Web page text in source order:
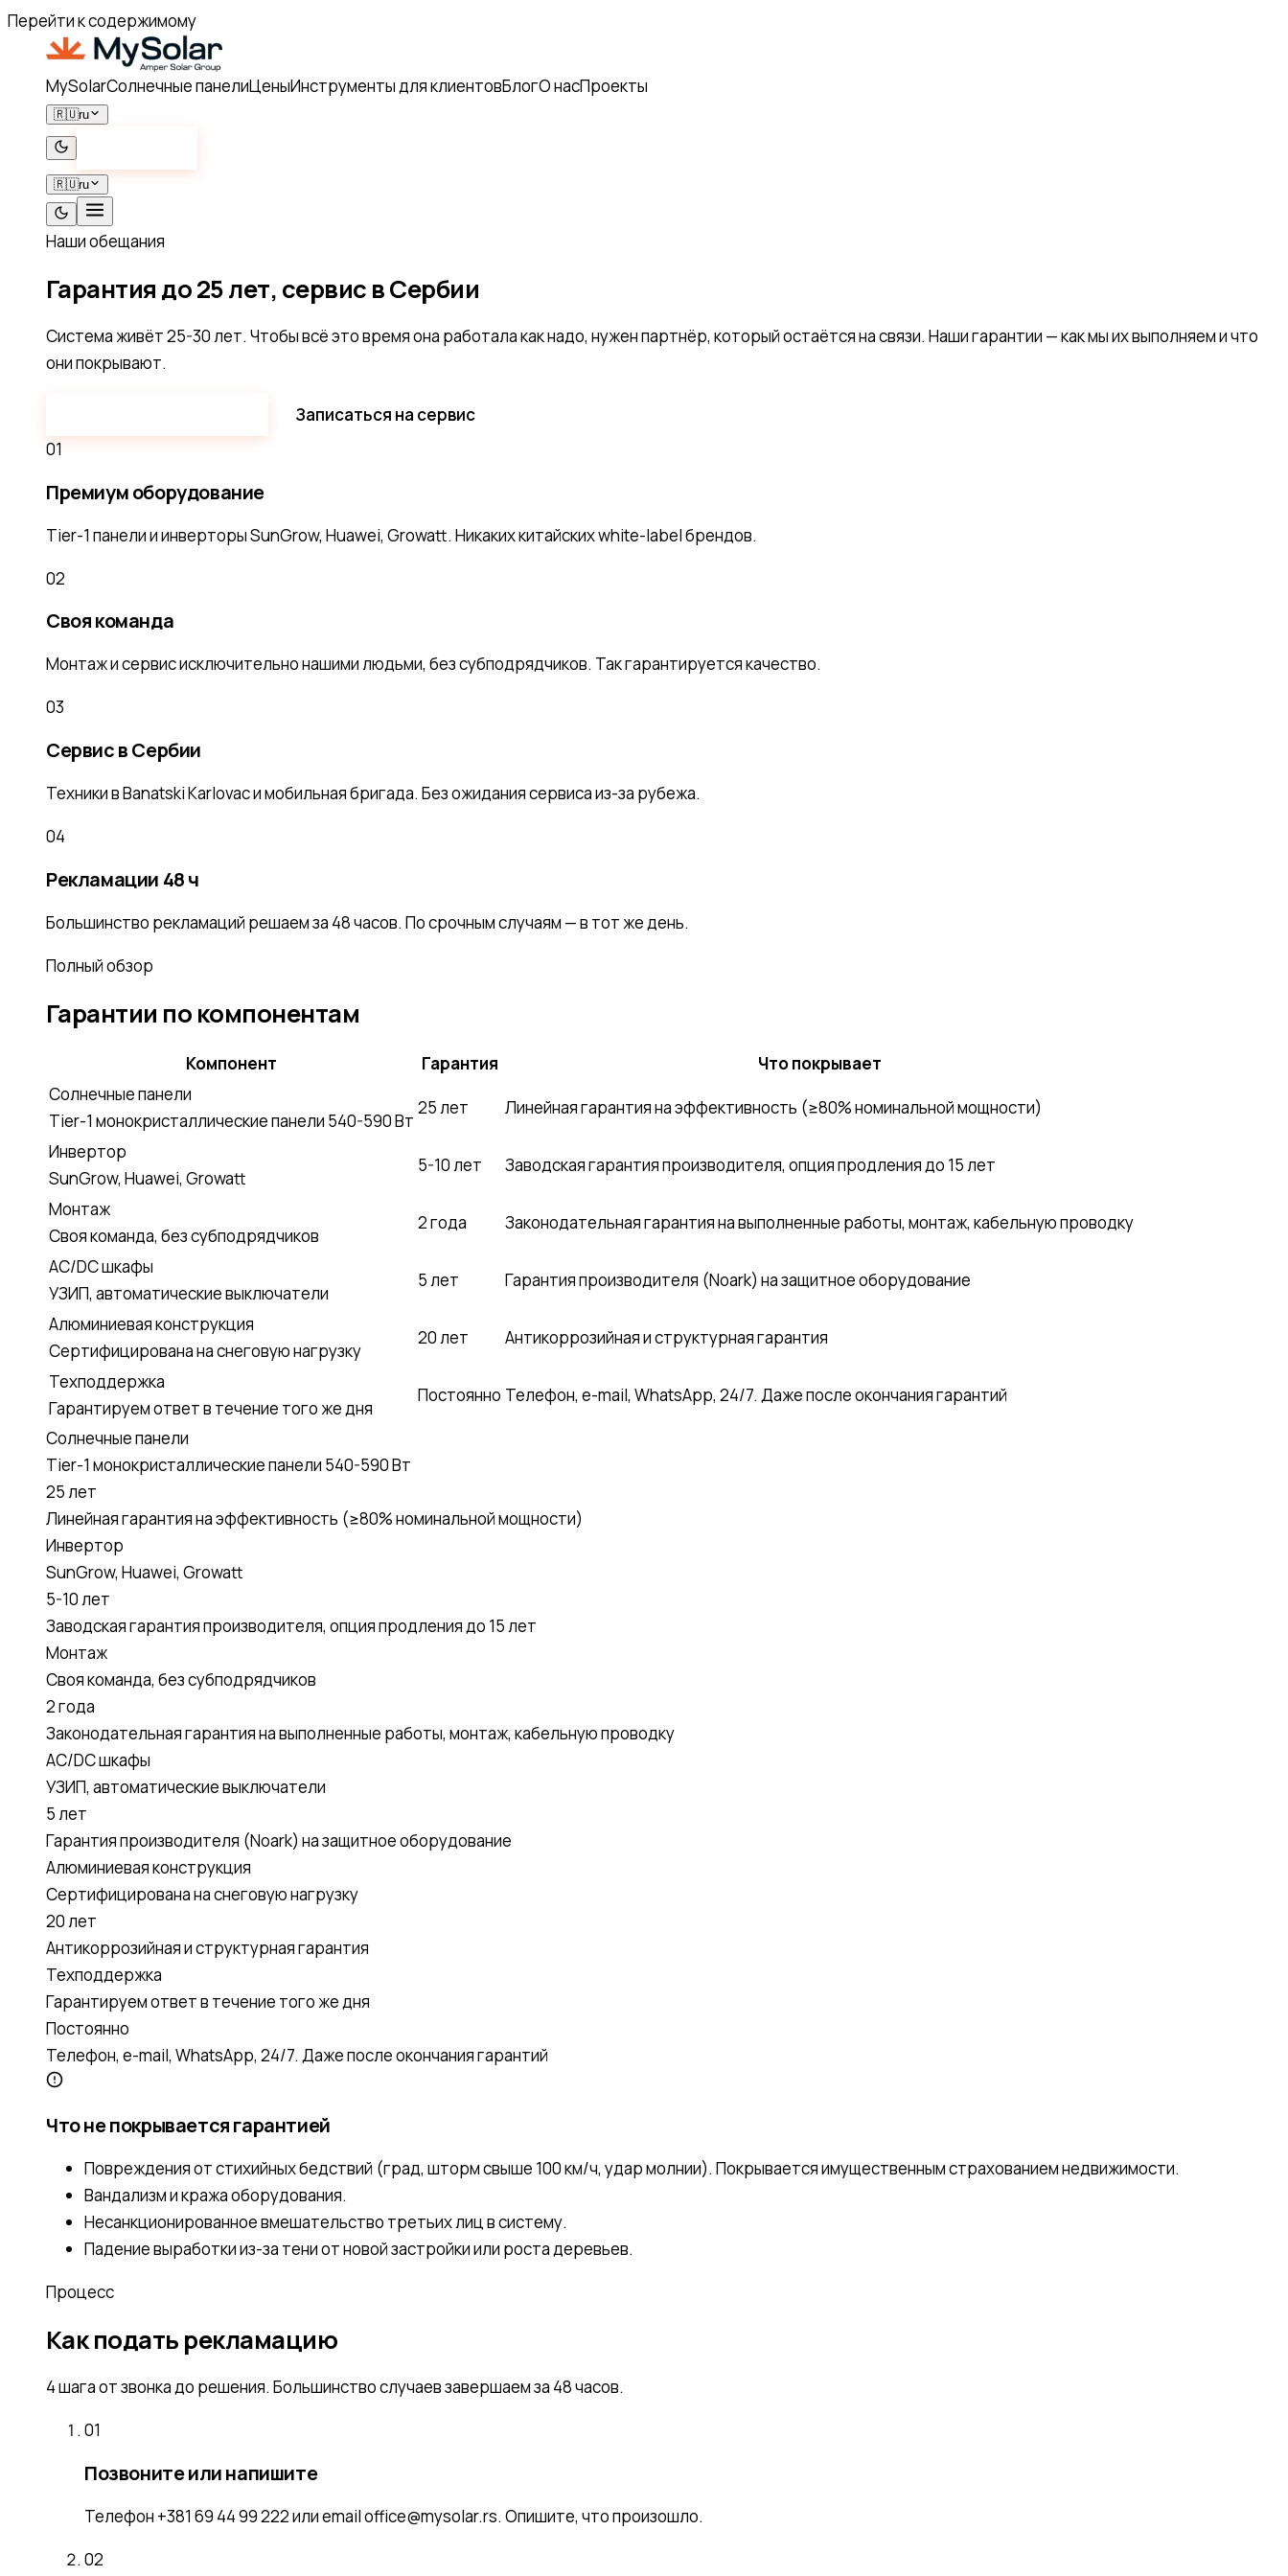
Перейти к содержимому
MySolarСолнечные панелиЦеныИнструменты для клиентовБлогО насПроекты
🇷🇺ru
🇷🇺ru
Наши обещания
Гарантия до25 лет, сервис в Сербии
Система живёт 25-30 лет. Чтобы всё это время она работала как надо, нужен партнёр, который остаётся на связи. Наши гарантии — как мы их выполняем и что
они покрывают.
Записаться на сервис
01
Премиум оборудование
Tier-1 панели и инверторы SunGrow, Huawei, Growatt. Никаких китайских white-label брендов.
02
Своя команда
Монтаж и сервис исключительно нашими людьми, без субподрядчиков. Так гарантируется качество.
03
Сервис в Сербии
Техники в Banatski Karlovac и мобильная бригада. Без ожидания сервиса из-за рубежа.
04
Рекламации 48 ч
Большинство рекламаций решаем за 48 часов. По срочным случаям — в тот же день.
Полный обзор
Гарантии по компонентам
Компонент Гарантия
Что покрывает
Солнечные панели
Tier-1 монокристаллические панели 540-590 Вт
25 лет
Линейная гарантия на эффективность (≥80% номинальной мощности)
Инвертор
SunGrow, Huawei, Growatt
5-10 лет
Заводская гарантия производителя, опция продления до 15 лет
Монтаж
Своя команда, без субподрядчиков
2 года
Законодательная гарантия на выполненные работы, монтаж, кабельную проводку
AC/DC шкафы
УЗИП, автоматические выключатели
5 лет
Гарантия производителя (Noark) на защитное оборудование
Алюминиевая конструкция
Сертифицирована на снеговую нагрузку
20 лет
Антикоррозийная и структурная гарантия
Техподдержка
Гарантируем ответ в течение того же дня
Постоянно Телефон, e-mail, WhatsApp, 24/7. Даже после окончания гарантий
Солнечные панели
Tier-1 монокристаллические панели 540-590 Вт
25 лет
Линейная гарантия на эффективность (≥80% номинальной мощности)
Инвертор
SunGrow, Huawei, Growatt
5-10 лет
Заводская гарантия производителя, опция продления до 15 лет
Монтаж
Своя команда, без субподрядчиков
2 года
Законодательная гарантия на выполненные работы, монтаж, кабельную проводку
AC/DC шкафы
УЗИП, автоматические выключатели
5 лет
Гарантия производителя (Noark) на защитное оборудование
Алюминиевая конструкция
Сертифицирована на снеговую нагрузку
20 лет
Антикоррозийная и структурная гарантия
Техподдержка
Гарантируем ответ в течение того же дня
Постоянно
Телефон, e-mail, WhatsApp, 24/7. Даже после окончания гарантий
Что не покрывается гарантией
Повреждения от стихийных бедствий (град, шторм свыше 100 км/ч, удар молнии). Покрывается имущественным страхованием недвижимости.
Вандализм и кража оборудования.
Несанкционированное вмешательство третьих лиц в систему.
Падение выработки из-за тени от новой застройки или роста деревьев.
Процесс
Как подать рекламацию
4 шага от звонка до решения. Большинство случаев завершаем за 48 часов.
01
Позвоните или напишите
Телефон +381 69 44 99 222 или email office@mysolar.rs. Опишите, что произошло.
02